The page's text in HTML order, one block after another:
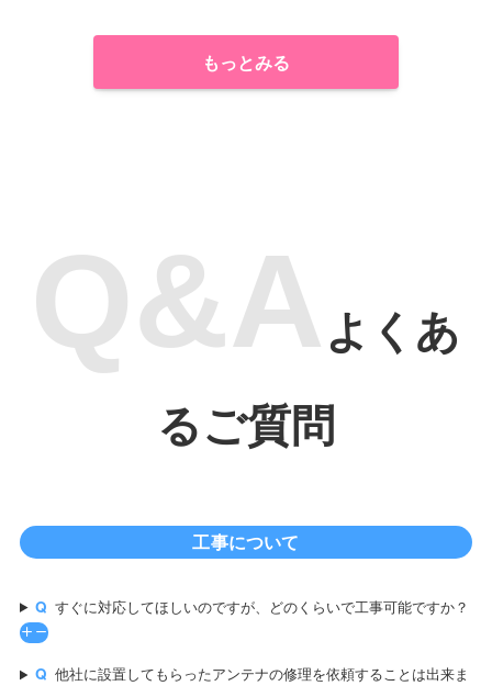
もっとみる
よくあ
るご質問
工事について
すぐに対応してほしいのですが、どのくらいで工事可能ですか？
他社に設置してもらったアンテナの修理を依頼することは出来ま